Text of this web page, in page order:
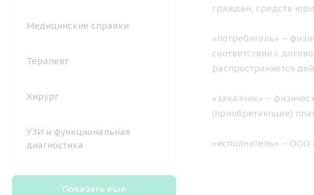
Медицинские справки
Терапевт
Хирург
УЗИ и функциональная
диагностика
Показать еще
граждан, средств
«потребитель» –
соответствии с
распространяется
«заказчик» –
(приобретающее)
«исполнитель» –